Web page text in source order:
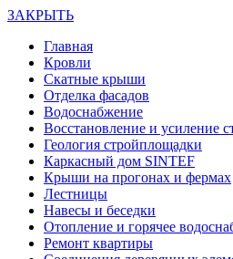
ЗАКРЫТЬ
Главная
Кровли
Скатные крыши
Отделка фасадов
Водоснабжение
Восстановление и усиление
Геология стройплощадки
Каркасный дом SINTEF
Крыши на прогонах и фермах
Лестницы
Навесы и беседки
Отопление и горячее
Ремонт квартиры